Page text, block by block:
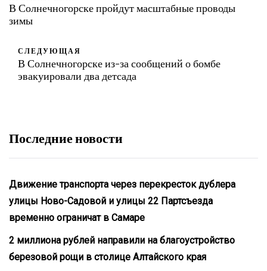
В Солнечногорске пройдут масштабные проводы
зимы
СЛЕДУЮЩАЯ
В Солнечногорске из-за сообщений о бомбе
эвакуировали два детсада
Последние новости
Движение транспорта через перекресток дублера
улицы Ново-Садовой и улицы 22 Партсъезда
временно ограничат в Самаре
2 миллиона рублей направили на благоустройство
березовой рощи в столице Алтайского края